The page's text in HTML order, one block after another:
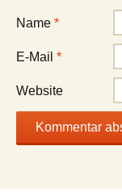
Name *
E-Mail *
Website